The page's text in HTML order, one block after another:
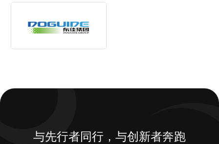
与先行者同行，与创新者奔跑